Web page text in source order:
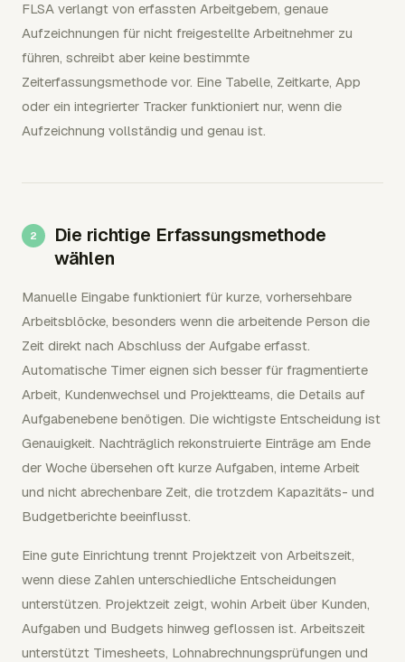
FLSA verlangt von erfassten Arbeitgebern, genaue
Aufzeichnungen für nicht freigestellte Arbeitnehmer zu
führen, schreibt aber keine bestimmte
Zeiterfassungsmethode vor. Eine Tabelle, Zeitkarte, App
oder ein integrierter Tracker funktioniert nur, wenn die
Aufzeichnung vollständig und genau ist.
Die richtige Erfassungsmethode
wählen
Manuelle Eingabe funktioniert für kurze, vorhersehbare
Arbeitsblöcke, besonders wenn die arbeitende Person die
Zeit direkt nach Abschluss der Aufgabe erfasst.
Automatische Timer eignen sich besser für fragmentierte
Arbeit, Kundenwechsel und Projektteams, die Details auf
Aufgabenebene benötigen. Die wichtigste Entscheidung ist
Genauigkeit. Nachträglich rekonstruierte Einträge am Ende
der Woche übersehen oft kurze Aufgaben, interne Arbeit
und nicht abrechenbare Zeit, die trotzdem Kapazitäts- und
Budgetberichte beeinflusst.
Eine gute Einrichtung trennt Projektzeit von Arbeitszeit,
wenn diese Zahlen unterschiedliche Entscheidungen
unterstützen. Projektzeit zeigt, wohin Arbeit über Kunden,
Aufgaben und Budgets hinweg geflossen ist. Arbeitszeit
unterstützt Timesheets, Lohnabrechnungsprüfungen und